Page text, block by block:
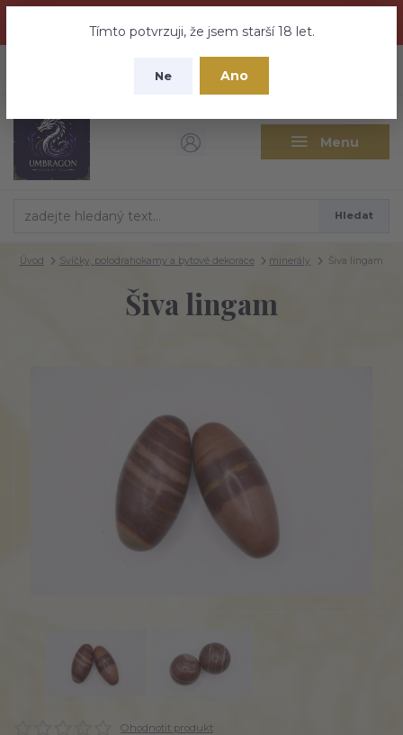
nebuďte vyděšeni zde najdete vše a ještě mnohem víc
Tímto potvrzuji, že jsem starší 18 let.
Ne Ano
Menu
CZK
Hledat
Úvod Svíčky, polodrahokamy a bytové dekorace minerály Šiva lingam
Šiva lingam
Ohodnotit produkt